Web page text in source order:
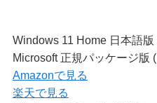
Windows 11 Home 日本語版
Microsoft 正規パッケージ版
Amazonで見る
楽天で見る